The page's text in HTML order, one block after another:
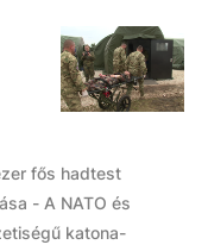
fős hadtest
- A NATO és
katona-